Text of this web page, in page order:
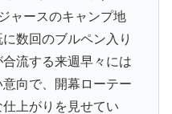
ャースのキャンプ地
数回のブルペン入り
流する来週早々には
向で、開幕ローテー
上がりを見せてい